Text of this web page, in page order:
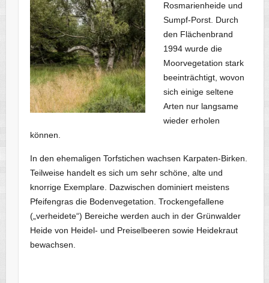
Rosmarienheide und
Sumpf-Porst. Durch
den Flächenbrand
1994 wurde die
Moorvegetation stark
beeinträchtigt, wovon
sich einige seltene
Arten nur langsame
wieder erholen
können.
In den ehemaligen Torfstichen wachsen Karpaten-Birken.
Teilweise handelt es sich um sehr schöne, alte und
knorrige Exemplare. Dazwischen dominiert meistens
Pfeifengras die Bodenvegetation. Trockengefallene
(„verheidete“) Bereiche werden auch in der Grünwalder
Heide von Heidel- und Preiselbeeren sowie Heidekraut
bewachsen.